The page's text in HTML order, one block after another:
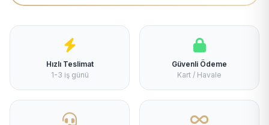
Hızlı Teslimat
1-3 iş günü
Güvenli Ödeme
Kart / Havale